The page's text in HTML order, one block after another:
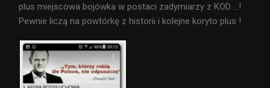
plus miejscowa bojówka w postaci zadymiarzy z KOD …!
Pewnie liczą na powtórkę z historii i kolejne koryto plus !